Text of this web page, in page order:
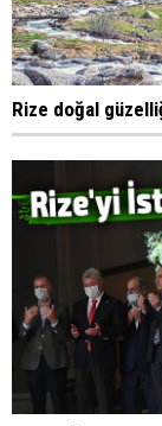
Rize doğal